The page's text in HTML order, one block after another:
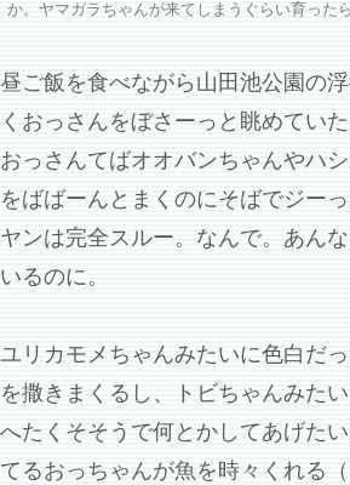
か。ヤマガラちゃんが来てしまうぐらい育った
昼ご飯を食べながら山田池公園の
くおっさんをぼさーっと眺めていた
おっさんてばオオバンちゃんやハ
をばばーんとまくのにそばでジー
ヤンは完全スルー。なんで。あん
いるのに。
ユリカモメちゃんみたいに色白だ
を撒きまくるし、トビちゃんみた
へたくそそうで何とかしてあげた
てるおっちゃんが魚を時々くれる